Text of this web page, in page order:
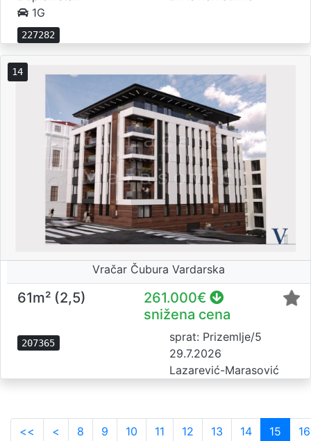
1G
227282
14
Vračar Čubura Vardarska
61m² (2,5)
261.000€
snižena cena
207365
sprat: Prizemlje/5
29.7.2026
Lazarević-Marasović
<<
<
8 9 10 11 12 13 14 15 16